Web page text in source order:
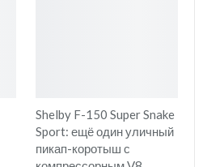
Shelby F-150 Super Snake
Sport: ещё один уличный
пикап-коротыш с